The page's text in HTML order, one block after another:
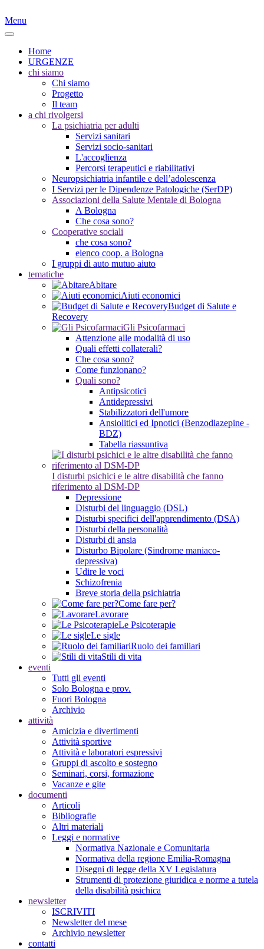
Menu
Home
URGENZE
chi siamo
Chi siamo
Progetto
Il team
a chi rivolgersi
La psichiatria per adulti
Servizi sanitari
Servizi socio-sanitari
L'accoglienza
Percorsi terapeutici e riabilitativi
Neuropsichiatria infantile e dell’adolescenza
I Servizi per le Dipendenze Patologiche (SerDP)
Associazioni della Salute Mentale di Bologna
A Bologna
Che cosa sono?
Cooperative sociali
che cosa sono?
elenco coop. a Bologna
I gruppi di auto mutuo aiuto
tematiche
Abitare
Aiuti economici
Budget di Salute e
Recovery
Gli Psicofarmaci
Attenzione alle modalità di uso
Quali effetti collaterali?
Che cosa sono?
Come funzionano?
Quali sono?
Antipsicotici
Antidepressivi
Stabilizzatori dell'umore
Ansiolitici ed Ipnotici (Benzodiazepine -
BDZ)
Tabella riassuntiva
I disturbi psichici e le altre disabilità che fanno
riferimento al DSM-DP
Depressione
Disturbi del linguaggio (DSL)
Disturbi specifici dell'apprendimento (DSA)
Disturbi della personalità
Disturbi di ansia
Disturbo Bipolare (Sindrome maniaco-
depressiva)
Udire le voci
Schizofrenia
Breve storia della psichiatria
Come fare per?
Lavorare
Le Psicoterapie
Le sigle
Ruolo dei familiari
Stili di vita
eventi
Tutti gli eventi
Solo Bologna e prov.
Fuori Bologna
Archivio
attività
Amicizia e divertimenti
Attività sportive
Attività e laboratori espressivi
Gruppi di ascolto e sostegno
Seminari, corsi, formazione
Vacanze e gite
documenti
Articoli
Bibliografie
Altri materiali
Leggi e normative
Normativa Nazionale e Comunitaria
Normativa della regione Emilia-Romagna
Disegni di legge della XV Legislatura
Strumenti di protezione giuridica e norme a tutela
della disabilità psichica
newsletter
ISCRIVITI
Newsletter del mese
Archivio newsletter
contatti